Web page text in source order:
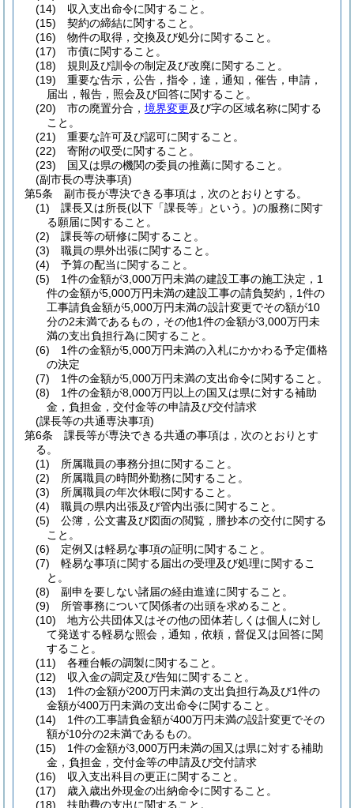
(14)
収入支出命令に関すること。
(15)
契約の締結に関すること。
(16)
物件の取得，交換及び処分に関すること。
(17)
市債に関すること。
(18)
規則及び訓令の制定及び改廃に関すること。
(19)
重要な告示，公告，指令，達，通知，催告，申請，
届出，報告，照会及び回答に関すること。
(20)
市の廃置分合， 境界変更及び字の区域名称に関する
こと。
(21)
重要な許可及び認可に関すること。
(22)
寄附の収受に関すること。
(23)
国又は県の機関の委員の推薦に関すること。
(副市長の専決事項)
第5条
副市長が専決できる事項は，次のとおりとする。
(1)
課長又は所長(以下「課長等」という。)の服務に関す
る願届に関すること。
(2)
課長等の研修に関すること。
(3)
職員の県外出張に関すること。
(4)
予算の配当に関すること。
(5)
1件の金額が3,000万円未満の建設工事の施工決定，1
件の金額が5,000万円未満の建設工事の請負契約，1件の
工事請負金額が5,000万円未満の設計変更でその額が10
分の2未満であるもの，その他1件の金額が3,000万円未
満の支出負担行為に関すること。
(6)
1件の金額が5,000万円未満の入札にかかわる予定価格
の決定
(7)
1件の金額が5,000万円未満の支出命令に関すること。
(8)
1件の金額が8,000万円以上の国又は県に対する補助
金，負担金，交付金等の申請及び交付請求
(課長等の共通専決事項)
第6条
課長等が専決できる共通の事項は，次のとおりとす
る。
(1)
所属職員の事務分担に関すること。
(2)
所属職員の時間外勤務に関すること。
(3)
所属職員の年次休暇に関すること。
(4)
職員の県内出張及び管内出張に関すること。
(5)
公簿，公文書及び図面の閲覧，謄抄本の交付に関する
こと。
(6)
定例又は軽易な事項の証明に関すること。
(7)
軽易な事項に関する届出の受理及び処理に関するこ
と。
(8)
副申を要しない諸届の経由進達に関すること。
(9)
所管事務について関係者の出頭を求めること。
(10)
地方公共団体又はその他の団体若しくは個人に対し
て発送する軽易な照会，通知，依頼，督促又は回答に関
すること。
(11)
各種台帳の調製に関すること。
(12)
収入金の調定及び告知に関すること。
(13)
1件の金額が200万円未満の支出負担行為及び1件の
金額が400万円未満の支出命令に関すること。
(14)
1件の工事請負金額が400万円未満の設計変更でその
額が10分の2未満であるもの。
(15)
1件の金額が3,000万円未満の国又は県に対する補助
金，負担金，交付金等の申請及び交付請求
(16)
収入支出科目の更正に関すること。
(17)
歳入歳出外現金の出納命令に関すること。
(18)
扶助費の支出に関すること。